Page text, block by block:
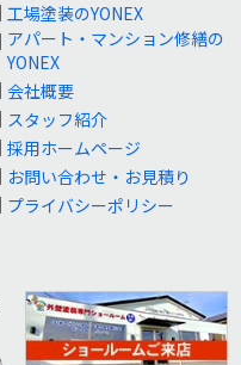
工場塗装のYONEX
アパート・マンション修繕の
YONEX
会社概要
スタッフ紹介
採用ホームページ
お問い合わせ・お見積り
プライバシーポリシー